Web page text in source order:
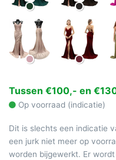
Tussen €100,- en
Op voorraad (indicatie)
Dit is slechts een indicatie
een jurk niet meer op
worden bijgewerkt. Er